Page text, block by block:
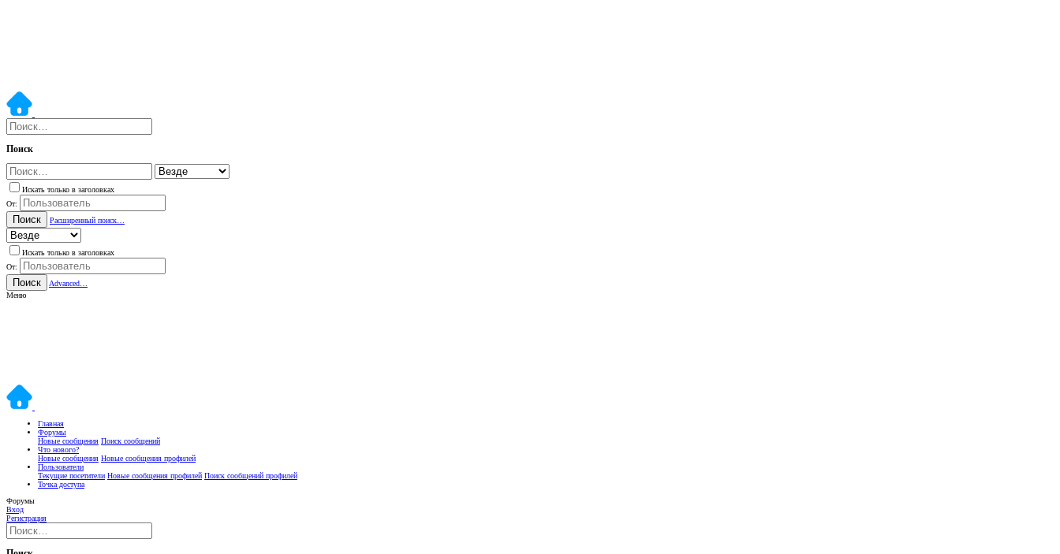
Поиск
Искать только в заголовках
От:
Поиск Расширенный поиск…
Искать только в заголовках
От:
Поиск
Advanced…
Меню
Главная
Форумы
Новые сообщения Поиск сообщений
Что нового?
Новые сообщения Новые сообщения профилей
Пользователи
Текущие посетители Новые сообщения профилей Поиск сообщений профилей
Точка доступа
Форумы
Вход
Регистрация